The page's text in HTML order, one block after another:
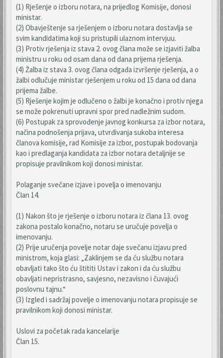
(1) Rješenje o izboru notara, na prijedlog Komisije, donosi
ministar.
(2) Obavještenje sa rješenjem o izboru notara dostavlja se
svim kandidatima koji su pristupili ulaznom intervjuu.
(3) Protiv rješenja iz stava 2. ovog člana može se izjaviti žalba
ministru u roku od osam dana od dana prijema rješenja.
(4) Žalba iz stava 3. ovog člana odgađa izvršenje rješenja, a o
žalbi odlučuje ministar rješenjem u roku od 15 dana od dana
prijema žalbe.
(5) Rješenje kojim je odlučeno o žalbi je konačno i protiv njega
se može pokrenuti upravni spor pred nadležnim sudom.
(6) Postupak za sprovođenje javnog konkursa za izbor notara,
načina podnošenja prijava, utvrđivanja sukoba interesa
članova komisije, rad Komisije za izbor, postupak bodovanja
kao i predlaganja kandidata za izbor notara detaljnije se
propisuje pravilnikom koji donosi ministar.
Polaganje svečane izjave i povelja o imenovanju
Član 14.
(1) Nakon što je rješenje o izboru notara iz člana 13. ovog
zakona postalo konačno, notaru se uručuje povelja o
imenovanju.
(2) Prije uručenja povelje notar daje svečanu izjavu pred
ministrom, koja glasi: „Zaklinjem se da ću službu notara
obavljati tako što ću štititi Ustav i zakon i da ću službu
obavljati nepristrasno, savjesno, nezavisno i čuvajući
poslovnu tajnu.“
(3) Izgled i sadržaj povelje o imenovanju notara propisuje se
pravilnikom koji donosi ministar.
Uslovi za početak rada kancelarije
Član 15.